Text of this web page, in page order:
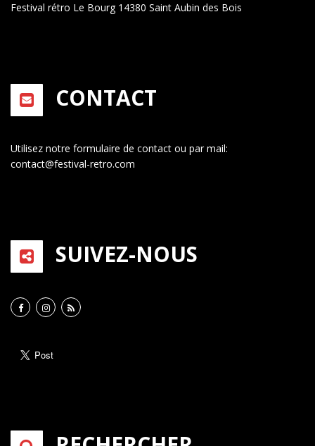
Festival rétro Le Bourg 14380 Saint Aubin des Bois
CONTACT
Utilisez notre formulaire de contact ou par mail:
contact@festival-retro.com
SUIVEZ-NOUS